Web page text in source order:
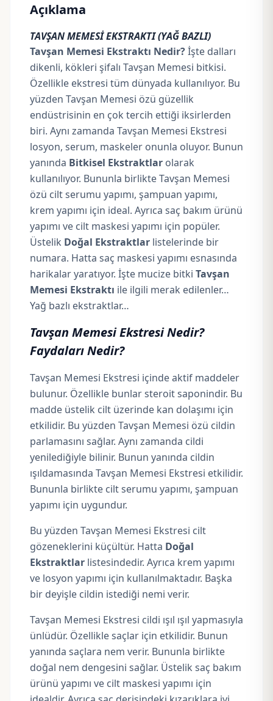
Açıklama
TAVŞAN MEMESİ EKSTRAKTI (YAĞ BAZLI)
Tavşan Memesi Ekstraktı Nedir?İşte dalları
dikenli, kökleri şifalı Tavşan Memesi bitkisi.
Özellikle ekstresi tüm dünyada kullanılıyor. Bu
yüzden Tavşan Memesi özü güzellik
endüstrisinin en çok tercih ettiği iksirlerden
biri. Aynı zamanda Tavşan Memesi Ekstresi
losyon, serum, maskeler onunla oluyor. Bunun
yanında Bitkisel Ekstraktlar olarak
kullanılıyor. Bununla birlikte Tavşan Memesi
özü cilt serumu yapımı, şampuan yapımı,
krem yapımı için ideal. Ayrıca saç bakım ürünü
yapımı ve cilt maskesi yapımı için popüler.
Üstelik Doğal Ekstraktlar listelerinde bir
numara. Hatta saç maskesi yapımı esnasında
harikalar yaratıyor. İşte mucize bitki Tavşan
Memesi Ekstraktı ile ilgili merak edilenler…
Yağ bazlı ekstraktlar…
Tavşan Memesi Ekstresi Nedir?
Faydaları Nedir?
Tavşan Memesi Ekstresi içinde aktif maddeler
bulunur. Özellikle bunlar steroit saponindir. Bu
madde üstelik cilt üzerinde kan dolaşımı için
etkilidir. Bu yüzden Tavşan Memesi özü cildin
parlamasını sağlar. Aynı zamanda cildi
yenilediğiyle bilinir. Bunun yanında cildin
ışıldamasında Tavşan Memesi Ekstresi etkilidir.
Bununla birlikte cilt serumu yapımı, şampuan
yapımı için uygundur.
Bu yüzden Tavşan Memesi Ekstresi cilt
gözeneklerini küçültür. Hatta Doğal
Ekstraktlar listesindedir. Ayrıca krem yapımı
ve losyon yapımı için kullanılmaktadır. Başka
bir deyişle cildin istediği nemi verir.
Tavşan Memesi Ekstresi cildi ışıl ışıl yapmasıyla
ünlüdür. Özellikle saçlar için etkilidir. Bunun
yanında saçlara nem verir. Bununla birlikte
doğal nem dengesini sağlar. Üstelik saç bakım
ürünü yapımı ve cilt maskesi yapımı için